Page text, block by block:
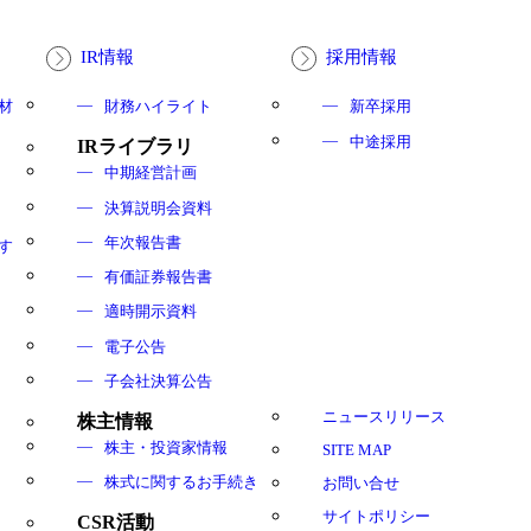
IR情報
財務ハイライト
IRライブラリ
中期経営計画
決算説明会資料
年次報告書
有価証券報告書
適時開示資料
電子公告
子会社決算公告
株主情報
株主・投資家情報
株式に関するお手続き
CSR活動
採用情報
新卒採用
中途採用
ニュースリリース
SITE MAP
お問い合せ
サイトポリシー